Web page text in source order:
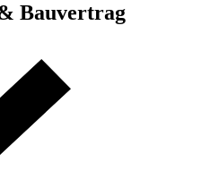
Bauvertrag